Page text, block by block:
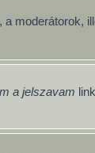
moderátorok,
a jelszavam